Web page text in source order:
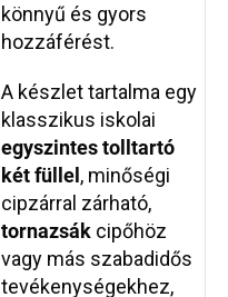
könnyű és gyors
hozzáférést.
A készlet tartalma egy
klasszikus iskolai
egyszintes tolltartó
két füllel , minőségi
cipzárral zárható,
tornazsák cipőhöz
vagy más szabadidős
tevékenységekhez,